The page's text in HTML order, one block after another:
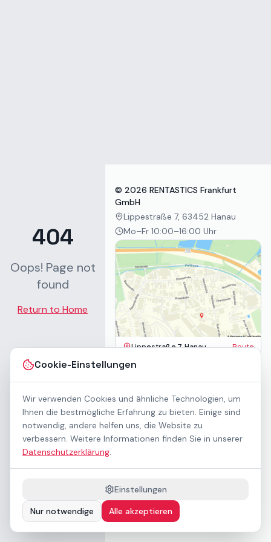
Cookie-Einstellungen
Wir verwenden Cookies und ähnliche Technologien, um
Ihnen die bestmögliche Erfahrung zu bieten. Einige sind
notwendig, andere helfen uns, die Website zu
verbessern. Weitere Informationen finden Sie in unserer
Datenschutzerklärung.
Einstellungen
Nur notwendige
Alle akzeptieren
404
Oops! Page not
found
Return to Home
© 2026 RENTASTICS Frankfurt
GmbH
Lippestraße 7, 63452 Hanau
Mo–Fr 10:00–16:00 Uhr
Lippestraße 7, Hanau Route
Impressum
Barrierefreiheit
Kontakt
Mietbedingungen
Cookie-Einstellungen
Downloads
Preisliste (PDF)
Barrierefrei nach WCAG 2.1 AA